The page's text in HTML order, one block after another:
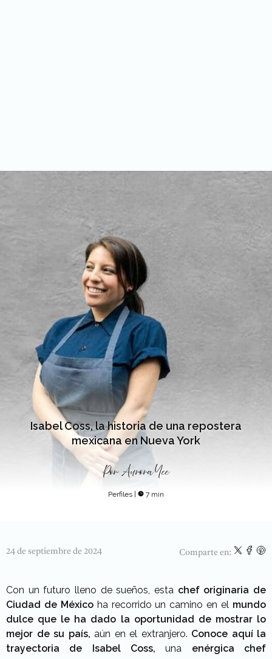
Isabel Coss, la historia de una repostera
mexicana en Nueva York
Por Aurora Yee
Perfiles 7 min
24 de septiembre de 2024 Comparte en:
Con un futuro lleno de sueños, esta chef originaria de
Ciudad de Méxicoha recorrido un camino en el mundo
dulce que le ha dado la oportunidad de mostrar lo
mejor de su país, aún en el extranjero. Conoce aquí la
trayectoria de Isabel Coss, una enérgica chef